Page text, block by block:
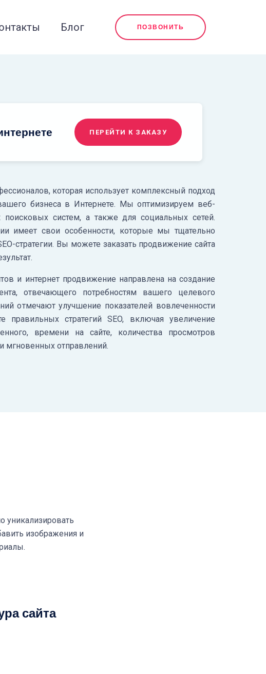
Блог ПОЗВОНИТЬ
ПЕРЕЙТИ К ЗАКАЗУ
которая использует комплексный подход
бизнеса в Интернете. Мы оптимизируем веб-
систем, а также для социальных сетей.
имеет свои особенности, которые мы тщательно
стратегии. Вы можете заказать продвижение сайта
и интернет продвижение направлена на создание
отвечающего потребностям вашего целевого
отмечают улучшение показателей вовлеченности
правильных стратегий SEO, включая увеличение
времени на сайте, количества просмотров
мгновенных отправлений.
уникализировать
изображения и
сайта